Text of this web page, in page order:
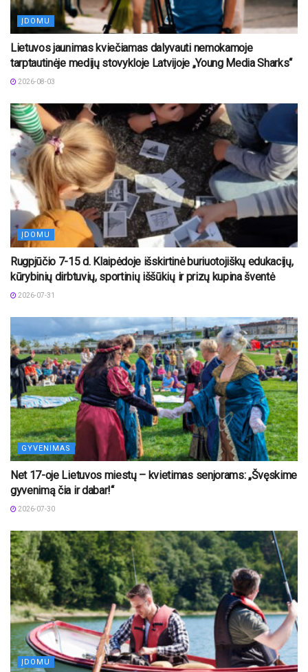
ĮDOMU
Lietuvos jaunimas kviečiamas dalyvauti nemokamoje
tarptautinėje medijų stovykloje Latvijoje „Young Media Sharks“
2026-08-03
ĮDOMU
Rugpjūčio 7-15 d. Klaipėdoje išskirtinė buriuotojiškų edukacijų,
kūrybinių dirbtuvių, sportinių iššūkių ir prizų kupina šventė
2026-07-31
GYVENIMAS
Net 17-oje Lietuvos miestų – kvietimas senjorams: „Švęskime
gyvenimą čia ir dabar!“
2026-07-30
ĮDOMU